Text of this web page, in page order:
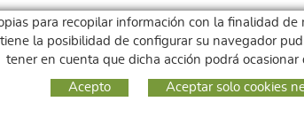
14€
transporte en:
para recopilar información con la finalidad
la posibilidad de configurar su navegador
tener en cuenta que dicha acción podrá
Acepto Aceptar solo cookies